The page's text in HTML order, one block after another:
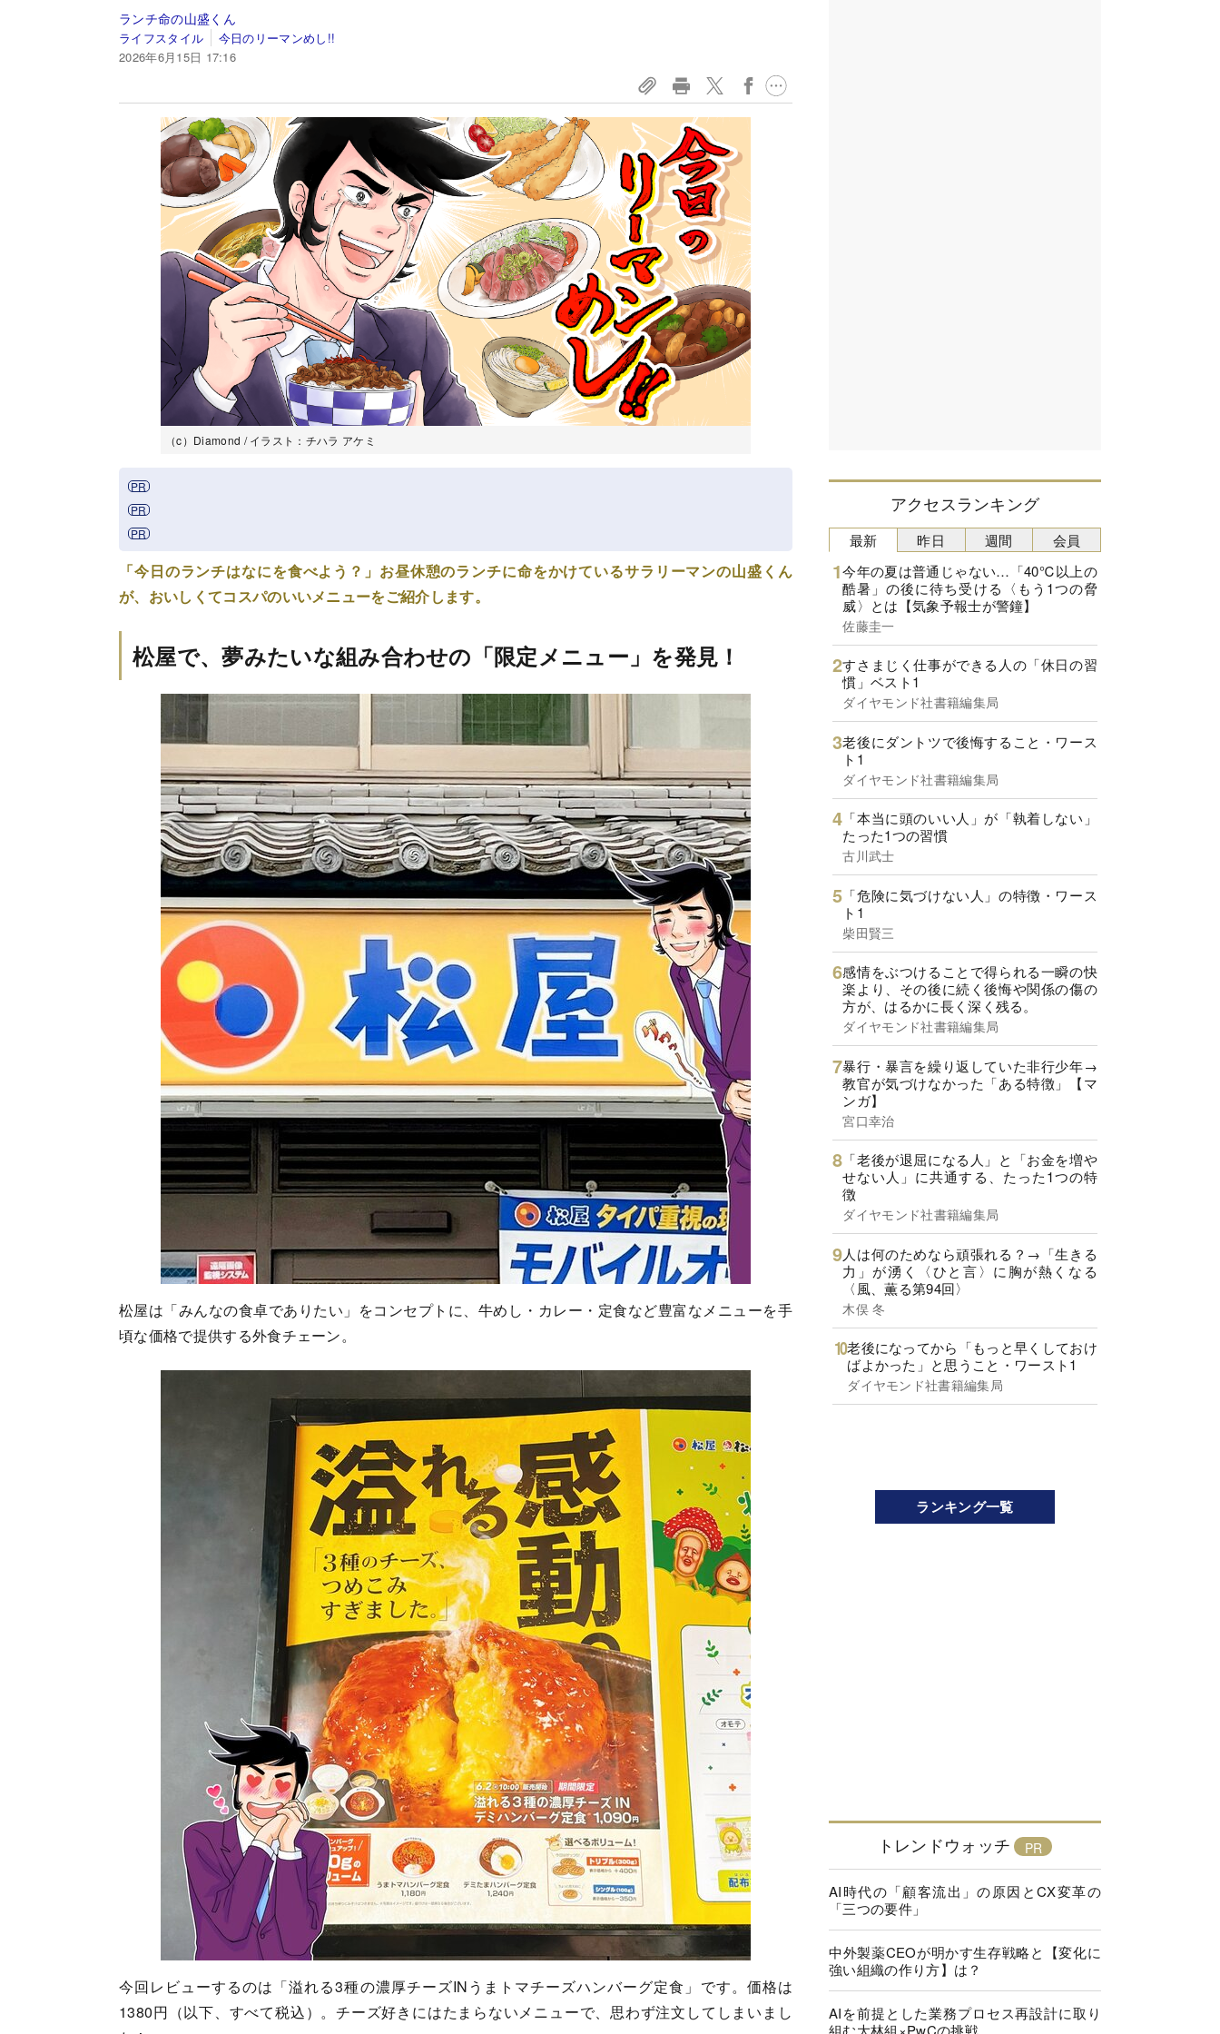
ランチ命の山盛くん
ライフスタイル
今日のリーマンめし!!
2026年6月15日 17:16
（c）Diamond / イラスト：チハラ アケミ
「今日のランチはなにを食べよう？」お昼休憩のランチに命をかけているサラリーマンの山盛くん
が、おいしくてコスパのいいメニューをご紹介します。
松屋で、夢みたいな組み合わせの「限定メニュー」を発見！
松屋は「みんなの食卓でありたい」をコンセプトに、牛めし・カレー・定食など豊富なメニューを手
頃な価格で提供する外食チェーン。
今回レビューするのは「溢れる3種の濃厚チーズINうまトマチーズハンバーグ定食」です。価格は
1380円（以下、すべて税込）。チーズ好きにはたまらないメニューで、思わず注文してしまいまし
アクセスランキング
最新
今年の夏は普通じゃない…「40℃以上の
酷暑」の後に待ち受ける〈もう1つの脅
威〉とは【気象予報士が警鐘】
佐藤圭一
すさまじく仕事ができる人の「休日の習
慣」ベスト1
ダイヤモンド社書籍編集局
老後にダントツで後悔すること・ワース
ト1
ダイヤモンド社書籍編集局
「本当に頭のいい人」が「執着しない」
たった1つの習慣
古川武士
「危険に気づけない人」の特徴・ワース
ト1
柴田賢三
感情をぶつけることで得られる一瞬の快
楽より、その後に続く後悔や関係の傷の
方が、はるかに長く深く残る。
ダイヤモンド社書籍編集局
暴行・暴言を繰り返していた非行少年→
教官が気づけなかった「ある特徴」【マ
ンガ】
宮口幸治
「老後が退屈になる人」と「お金を増や
せない人」に共通する、たった1つの特
徴
ダイヤモンド社書籍編集局
人は何のためなら頑張れる？→「生きる
力」が湧く〈ひと言〉に胸が熱くなる
〈風、薫る第94回〉
木俣 冬
老後になってから「もっと早くしておけ
ばよかった」と思うこと・ワースト1
ダイヤモンド社書籍編集局
昨日 週間 会員
ランキング一覧
トレンドウォッチ
AI時代の「顧客流出」の原因とCX変革の
「三つの要件」
中外製薬CEOが明かす生存戦略と【変化に
強い組織の作り方】は？
AIを前提とした業務プロセス再設計に取り
組む大林組×PwCの挑戦